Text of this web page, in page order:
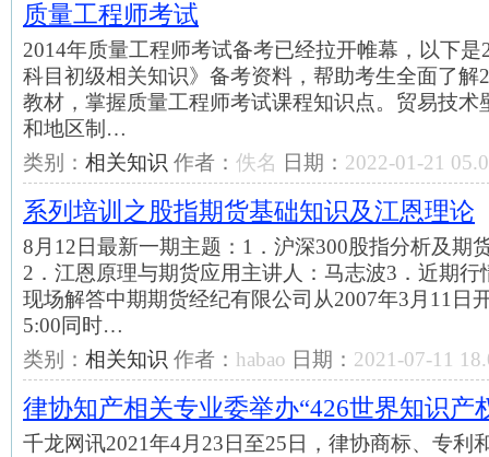
质量工程师考试
2014年质量工程师考试备考已经拉开帷幕，以下
科目初级相关知识》备考资料，帮助考生全面了解
教材，掌握质量工程师考试课程知识点。贸易技术
和地区制…
类别： 相关知识 作者： 佚名 日期： 2022-01-21
系列培训之股指期货基础知识及江恩理论
8月12日最新一期主题：1．沪深300股指分析及期
2．江恩原理与期货应用主讲人：马志波3．近期
现场解答中期期货经纪有限公司从2007年3月11日
5:00同时…
类别： 相关知识 作者： habao 日期： 2021-07-11
律协知产相关专业委举办“426世界知识产
千龙网讯2021年4月23日至25日，律协商标、专利